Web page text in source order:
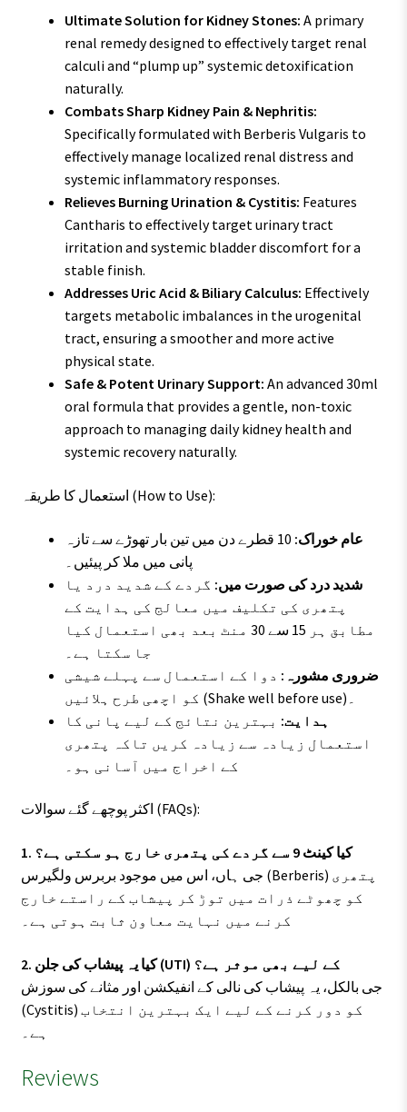
Ultimate Solution for Kidney Stones: A primary
renal remedy designed to effectively target renal
calculi and “plump up” systemic detoxification
naturally.
Combats Sharp Kidney Pain & Nephritis:
Specifically formulated with Berberis Vulgaris to
effectively manage localized renal distress and
systemic inflammatory responses.
Relieves Burning Urination & Cystitis: Features
Cantharis to effectively target urinary tract
irritation and systemic bladder discomfort for a
stable finish.
Addresses Uric Acid & Biliary Calculus: Effectively
targets metabolic imbalances in the urogenital
tract, ensuring a smoother and more active
physical state.
Safe & Potent Urinary Support: An advanced 30ml
oral formula that provides a gentle, non-toxic
approach to managing daily kidney health and
systemic recovery naturally.
استعمال کا طریقہ (How to Use):
عام خوراک:
10 قطرے دن میں تین بار تھوڑے سے تازہ
پانی میں ملا کر پیئیں۔
شدید درد کی صورت میں: گردے کے شدید درد یا
پتھری کی تکلیف میں معالج کی ہدایت کے
مطابق ہر 15 سے 30 منٹ بعد بھی استعمال کیا
جا سکتا ہے۔
ضروری مشورہ: دوا کے استعمال سے پہلے شیشی
ہدایت: بہترین نتائج کے لیے پانی کا
استعمال زیادہ سے زیادہ کریں تاکہ پتھری
کے اخراج میں آسانی ہو۔
اکثر پوچھے گئے سوالات (FAQs):
1. کیا کینٹ 9 سے گردے کی پتھری خارج ہو سکتی ہے؟
جی ہاں، اس میں موجود بربرس ولگیرس (Berberis) پتھری
کو چھوٹے ذرات میں توڑ کر پیشاب کے راستے خارج
کرنے میں نہایت معاون ثابت ہوتی ہے۔
2. کیا یہ پیشاب کی جلن (UTI) کے لیے بھی موثر ہے؟
جی بالکل، یہ پیشاب کی نالی کے انفیکشن اور مثانے کی سوزش
(Cystitis) کو دور کرنے کے لیے ایک بہترین انتخاب
ہے۔
Reviews